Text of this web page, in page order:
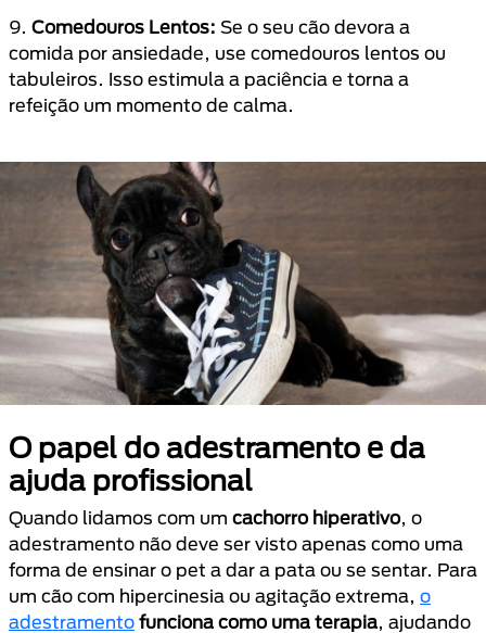
9. Comedouros Lentos: Se o seu cão devora a
comida por ansiedade, use comedouros lentos ou
tabuleiros. Isso estimula a paciência e torna a
refeição um momento de calma.
O papel do adestramento e da
ajuda profissional
Quando lidamos com um cachorro hiperativo, o
adestramento não deve ser visto apenas como uma
forma de ensinar o pet a dar a pata ou se sentar. Para
um cão com hipercinesia ou agitação extrema, o
adestramento funciona como uma terapia, ajudando